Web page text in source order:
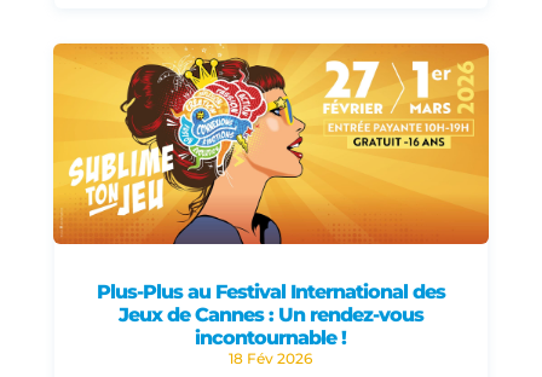
Plus-Plus au Festival International des
Jeux de Cannes : Un rendez-vous
incontournable !
18 Fév 2026